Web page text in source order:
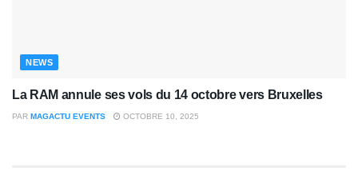
NEWS
La RAM annule ses vols du 14 octobre vers Bruxelles
PAR MAGACTU EVENTS OCTOBRE 10, 2025